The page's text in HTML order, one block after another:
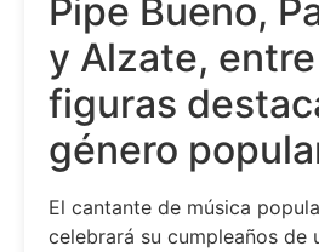
Pipe Bueno,
y Alzate,
figuras
género
El cantante de música
celebrará su cumpleaños de